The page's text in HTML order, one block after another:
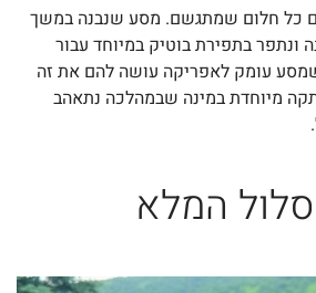
כל חלום שמתגשם. מסע שנבנה במשך
ונתפר בתפירת בוטיק במיוחד עבור
עומק לאפריקה עושה להם את זה
מיוחדת במינה שבמהלכה נתאהב
המלא